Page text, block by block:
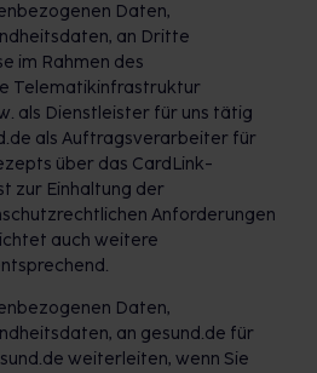
Daten,
an Dritte
im Rahmen des
Telematikinfrastruktur
als Dienstleister für uns tätig
als Auftragsverarbeiter für
über das CardLink-
zur Einhaltung der
Anforderungen
auch weitere
Daten,
an gesund.de für
weiterleiten, wenn Sie